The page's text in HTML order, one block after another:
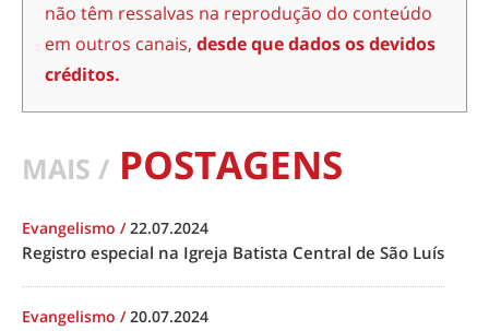
não têm ressalvas na reprodução do conteúdo
em outros canais, desde que dados os devidos
créditos.
MAIS / POSTAGENS
Evangelismo /22.07.2024
Registro especial na Igreja Batista Central de São Luís
Evangelismo /20.07.2024